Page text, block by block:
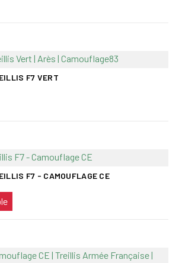
F7 VERT
F7 - CAMOUFLAGE CE